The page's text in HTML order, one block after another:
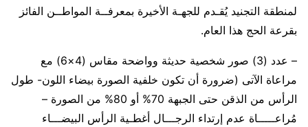
لمنطقة التجنيد يُقـدم للجهـة الأخيرة بمعرفــة المواطــن الفائز
بقرعة الحج هذا العام.
– عدد (3) صور شخصية حديثة وواضحة مقاس (4×6) مع
مراعاة الآتى (ضرورة أن تكون خلفية الصورة بيضاء اللون- طول
الرأس من الذقن حتى الجبهة 70% أو 80% من الصورة –
مُراعـــــاة عدم إرتداء الرجـــال أغطـية الرأس البيضـــاء